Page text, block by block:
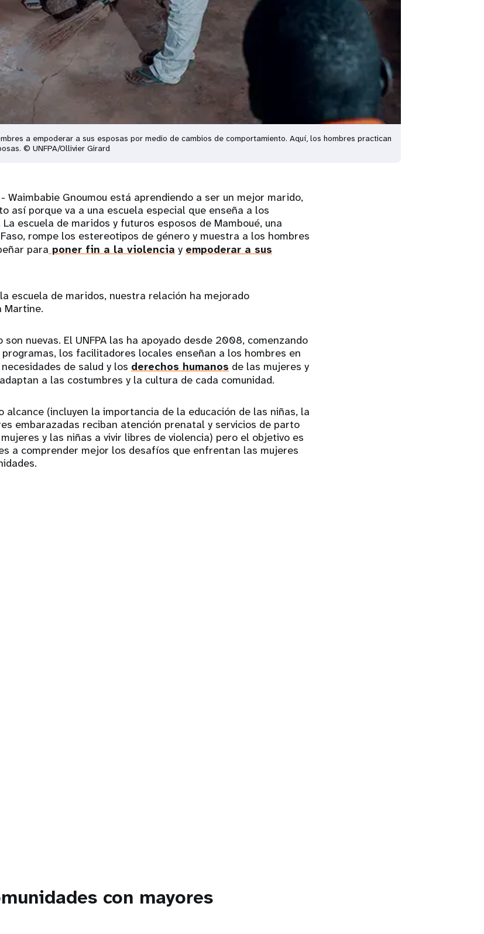
a empoderar a sus esposas por medio de cambios de comportamiento. Aquí, los hombres practican
© UNFPA/Ollivier Girard
- Waimbabie Gnoumou está aprendiendo a ser un mejor marido,
así porque va a una escuela especial que enseña a los
escuela de maridos y futuros esposos de Mamboué, una
rompe los estereotipos de género y muestra a los hombres
para poner fin a la violencia y empoderar a sus
escuela de maridos, nuestra relación ha mejorado
Martine.
nuevas. El UNFPA las ha apoyado desde 2008, comenzando
los facilitadores locales enseñan a los hombres en
de salud y los derechos humanos de las mujeres y
a las costumbres y la cultura de cada comunidad.
alcance (incluyen la importancia de la educación de las niñas, la
embarazadas reciban atención prenatal y servicios de parto
y las niñas a vivir libres de violencia) pero el objetivo es
a comprender mejor los desafíos que enfrentan las mujeres
con mayores